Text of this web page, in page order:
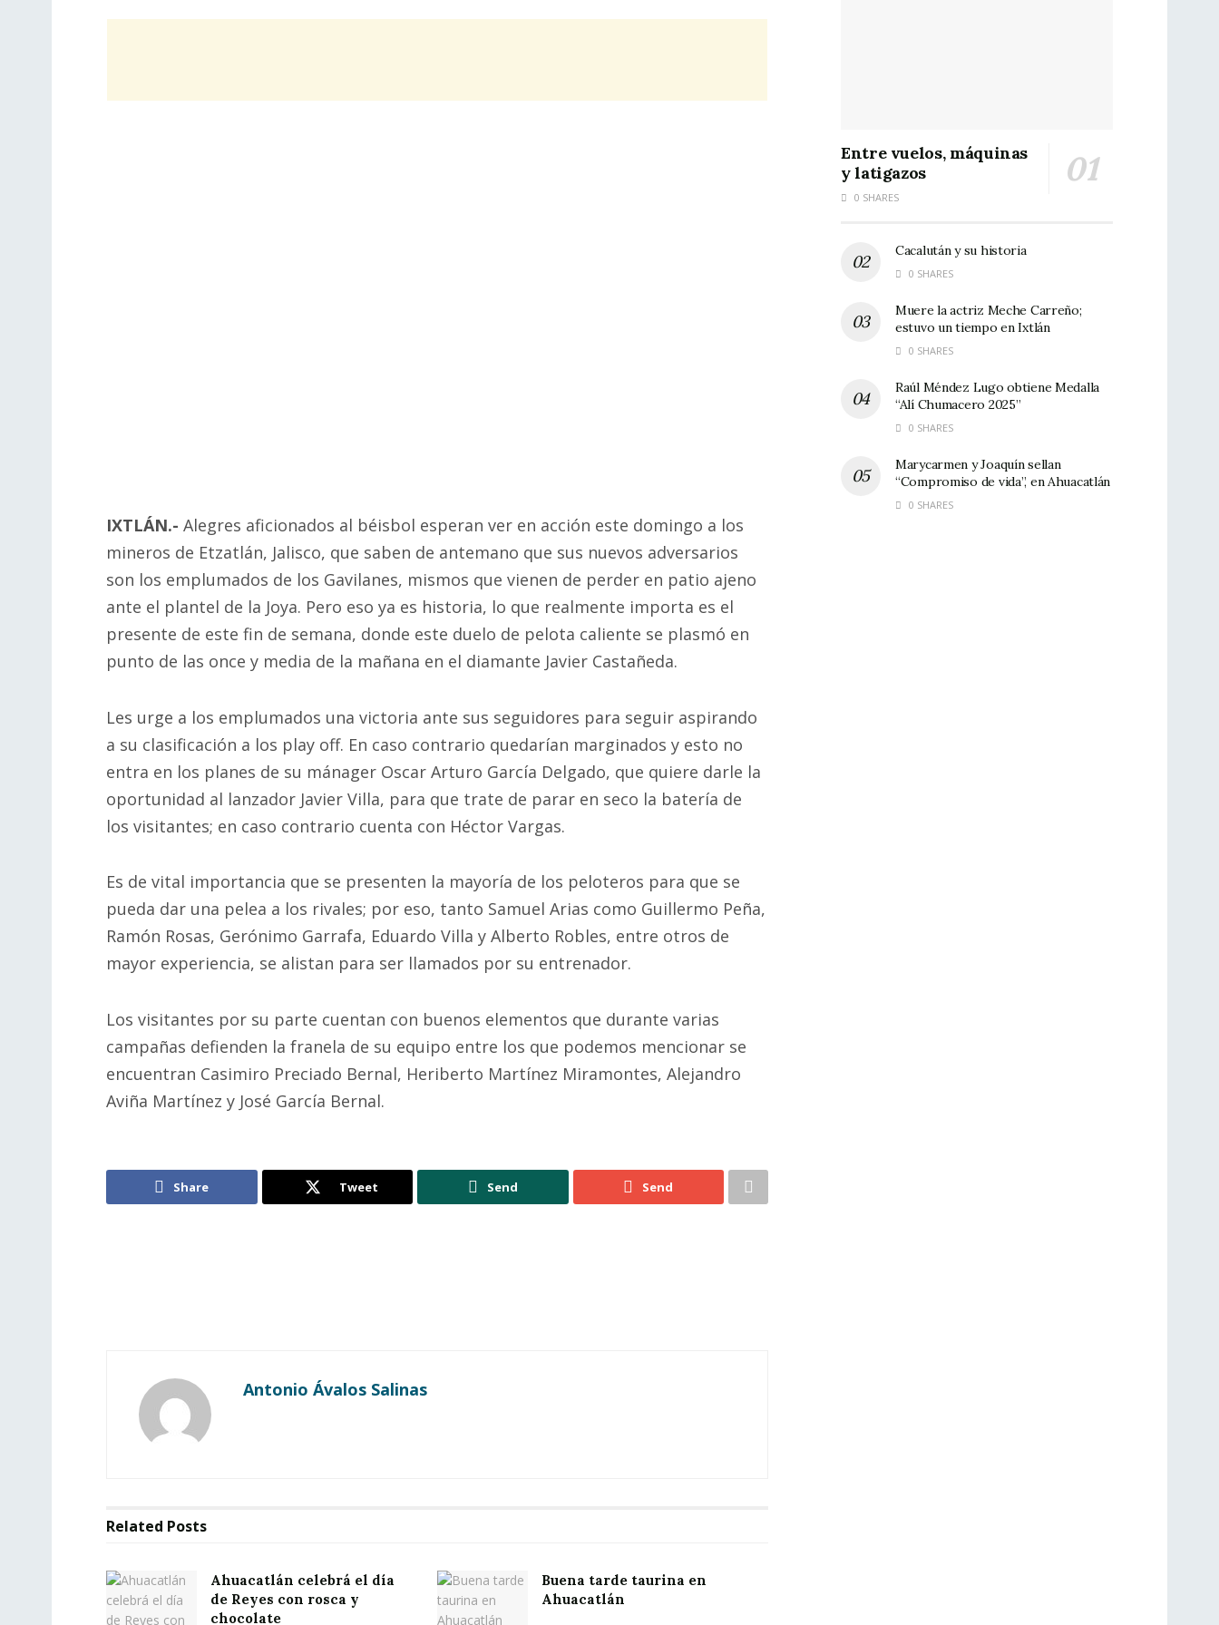
IXTLÁN.- Alegres aficionados al béisbol esperan ver en acción este domingo a los
mineros de Etzatlán, Jalisco, que saben de antemano que sus nuevos adversarios
son los emplumados de los Gavilanes, mismos que vienen de perder en patio ajeno
ante el plantel de la Joya. Pero eso ya es historia, lo que realmente importa es el
presente de este fin de semana, donde este duelo de pelota caliente se plasmó en
punto de las once y media de la mañana en el diamante Javier Castañeda.
Les urge a los emplumados una victoria ante sus seguidores para seguir aspirando
a su clasificación a los play off. En caso contrario quedarían marginados y esto no
entra en los planes de su mánager Oscar Arturo García Delgado, que quiere darle la
oportunidad al lanzador Javier Villa, para que trate de parar en seco la batería de
los visitantes; en caso contrario cuenta con Héctor Vargas.
Es de vital importancia que se presenten la mayoría de los peloteros para que se
pueda dar una pelea a los rivales; por eso, tanto Samuel Arias como Guillermo Peña,
Ramón Rosas, Gerónimo Garrafa, Eduardo Villa y Alberto Robles, entre otros de
mayor experiencia, se alistan para ser llamados por su entrenador.
Los visitantes por su parte cuentan con buenos elementos que durante varias
campañas defienden la franela de su equipo entre los que podemos mencionar se
encuentran Casimiro Preciado Bernal, Heriberto Martínez Miramontes, Alejandro
Aviña Martínez y José García Bernal.
Share Tweet Send Send
Antonio Ávalos Salinas
Related Posts
Ahuacatlán celebrá el día
de Reyes con rosca y
chocolate
Buena tarde taurina en
Ahuacatlán
Entre vuelos, máquinas
y latigazos
0 SHARES
Cacalután y su historia
0 SHARES
Muere la actriz Meche Carreño;
estuvo un tiempo en Ixtlán
0 SHARES
Raúl Méndez Lugo obtiene Medalla
“Alí Chumacero 2025”
0 SHARES
Marycarmen y Joaquín sellan
“Compromiso de vida”, en Ahuacatlán
0 SHARES